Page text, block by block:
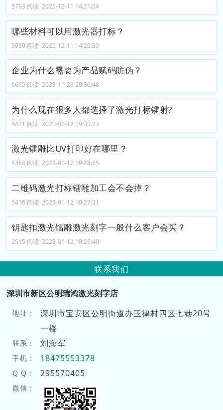
5793 阅读 2025-12-11 14:21:04
哪些材料可以用激光器打标？
5969 阅读 2025-12-11 14:20:33
企业为什么需要为产品赋码防伪？
6665 阅读 2023-11-28 20:30:48
为什么现在很多人都选择了激光打标镭射?
5471 阅读 2023-01-12 19:30:27
激光镭雕比UV打印好在哪里？
5368 阅读 2023-01-12 19:28:25
二维码激光打标镭雕加工会不会掉？
5416 阅读 2023-01-12 19:27:31
钥匙扣激光镭雕激光刻字一般什么客户会买？
2515 阅读 2023-01-12 19:26:40
联系我们
深圳市新区公明瑞鸿激光刻字店
地址：
深圳市宝安区公明街道办玉律村四区七巷20号
一楼
联系： 刘海军
手机： 18475553378
Q Q： 295570405
微信：